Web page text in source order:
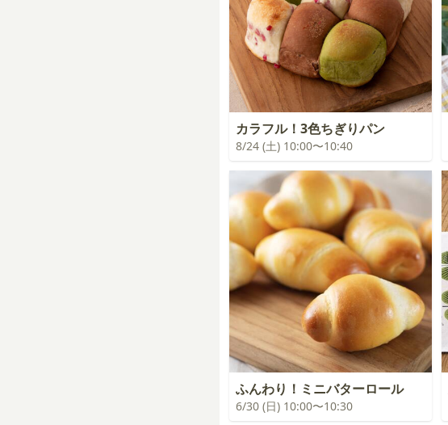
カラフル！3色ちぎりパン
8/24 (土) 10:00〜10:40
ふんわり！ミニバターロール
6/30 (日) 10:00〜10:30